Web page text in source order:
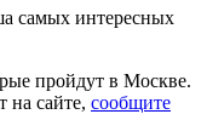
самых интересных
пройдут в Москве.
на сайте, сообщите